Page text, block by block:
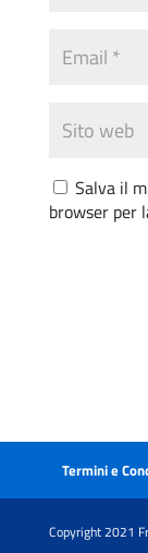
Salva il
browser per
Termini e
Copyright 2021